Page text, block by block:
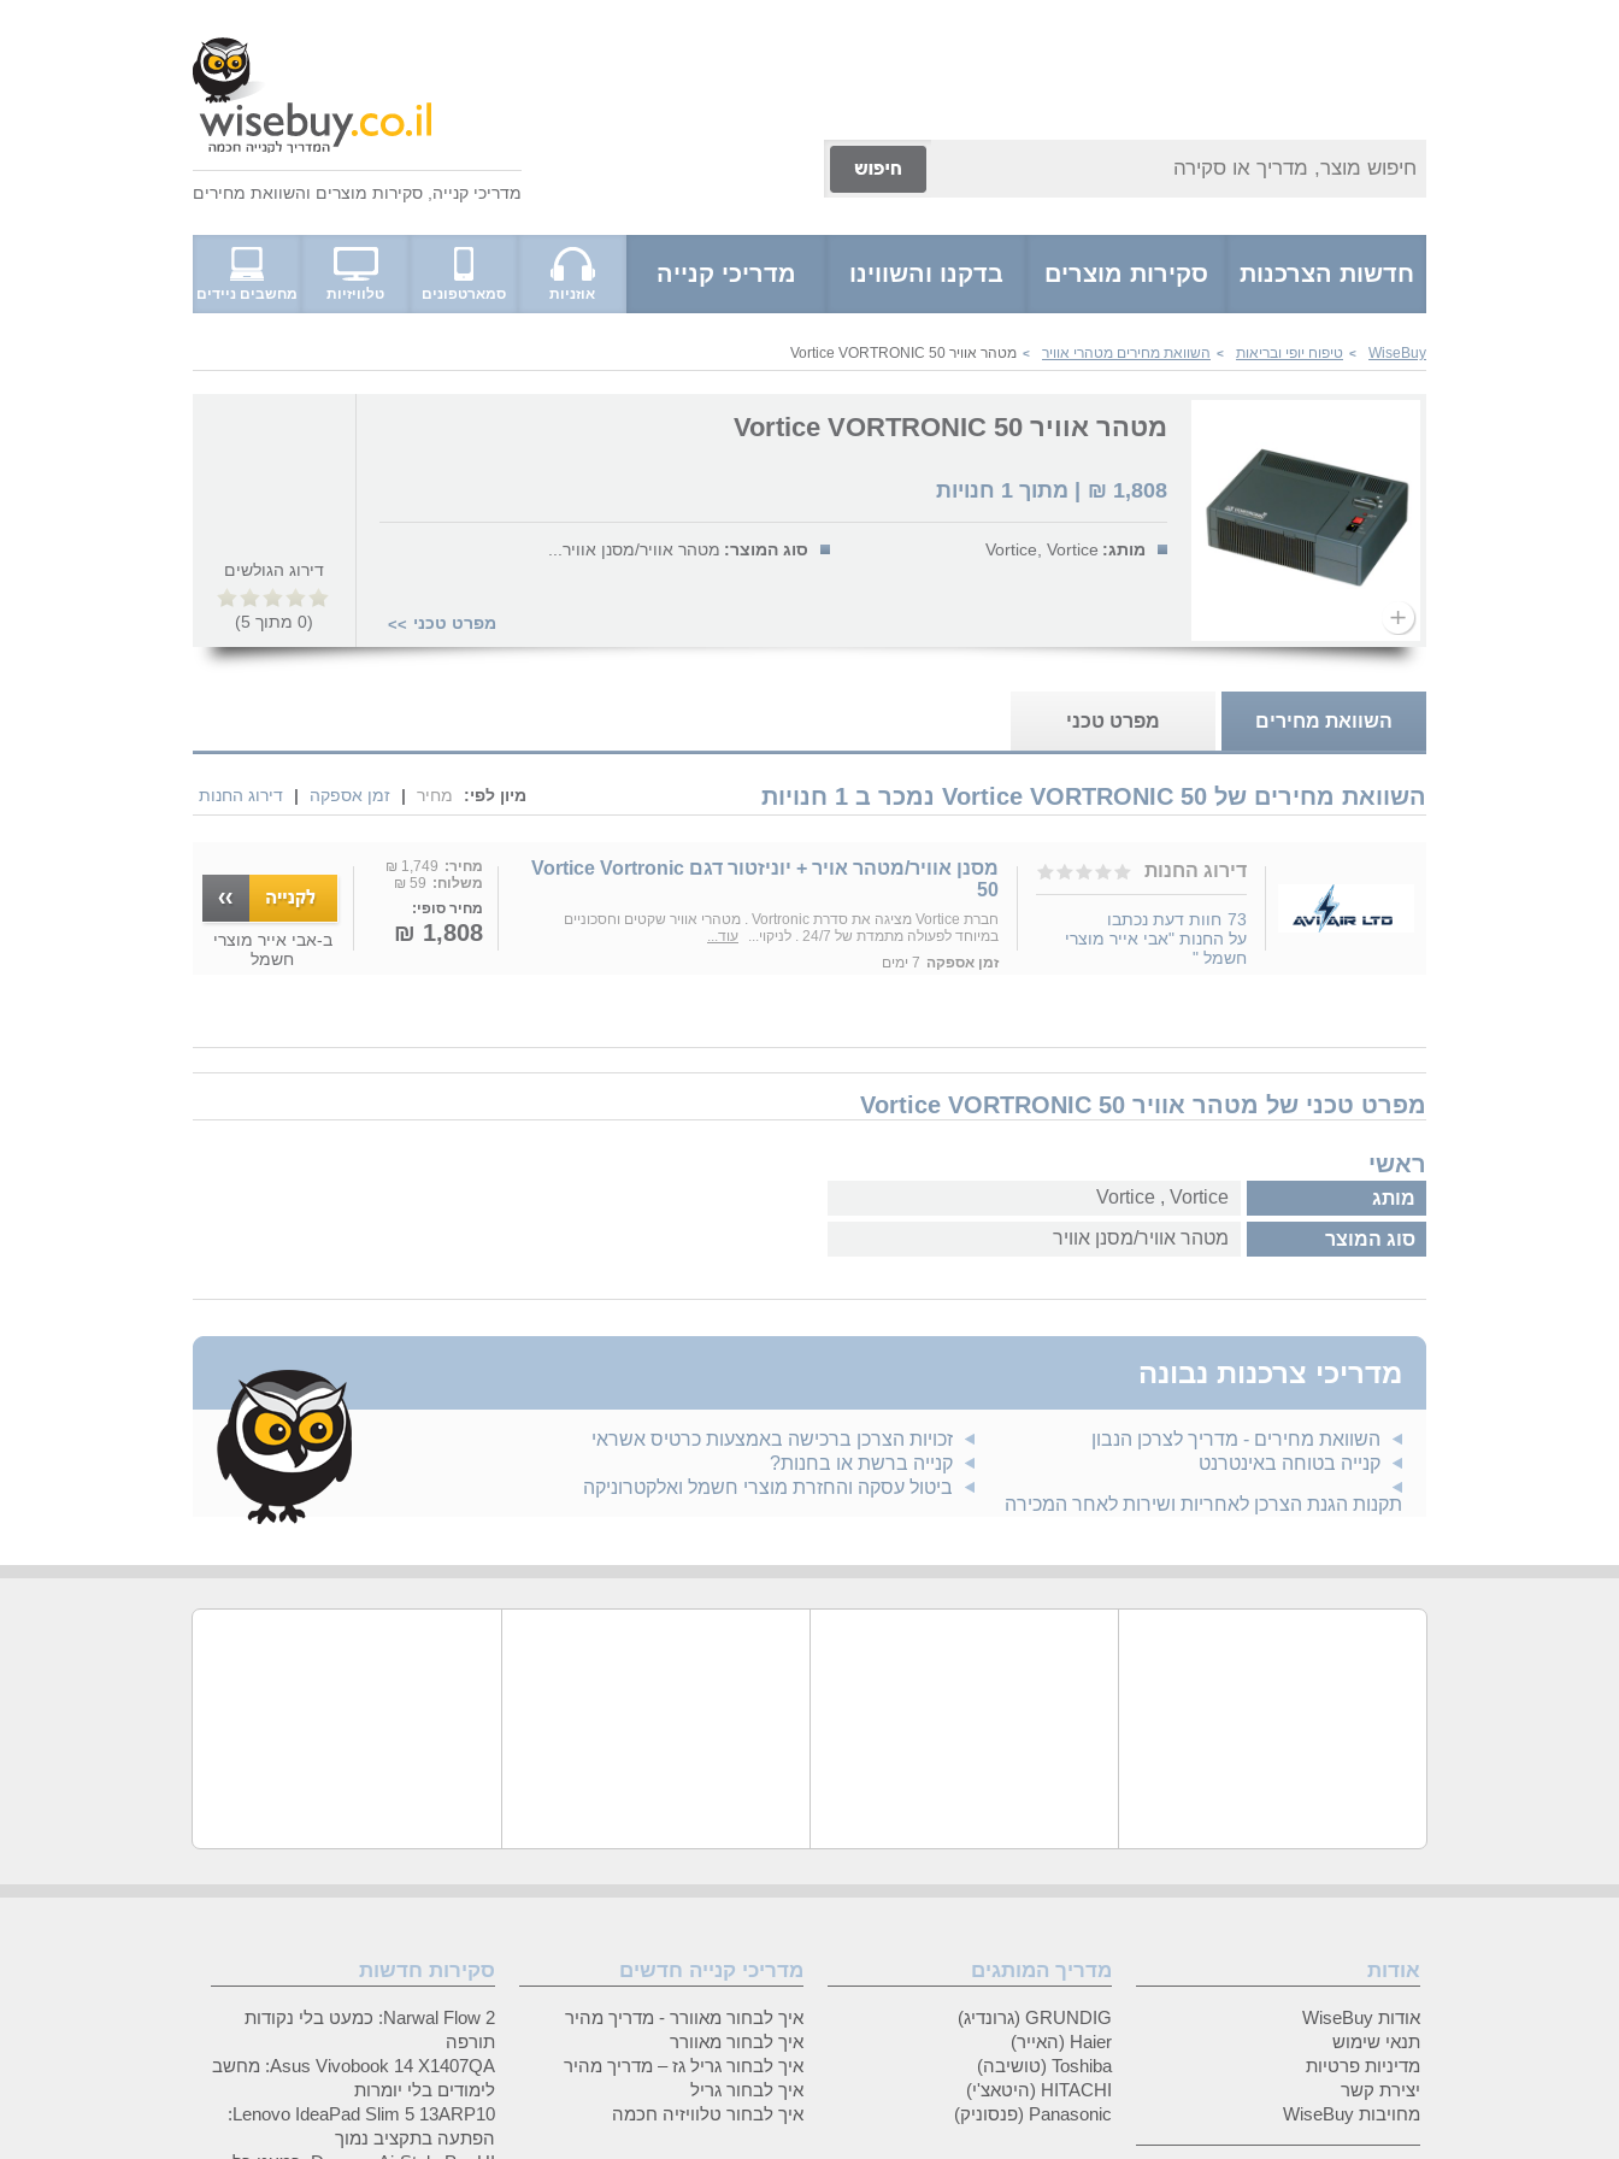
חיפוש מוצר, מדריך או סקירה
מדריכי קנייה סקירות מוצרים והשוואת מחירים
חדשות הצרכנות סקירות מוצרים בדקנו והשווינו מדריכי קנייה
אוזניות סמארטפונים טלוויזיות מחשבים ניידים
WiseBuy
> טיפוח יופי ובריאות > השוואת מחירים מטהרי אוויר > מטהר אוויר Vortice VORTRONIC 50
מטהר אוויר Vortice VORTRONIC 50
1,808
₪ | מתוך 1 חנויות
מותג: Vortice, Vortice סוג המוצר: מטהר אוויר/מסנן אוויר...
מפרט טכני >>
דירוג הגולשים
(
0 מתוך 5
)
השוואת מחירים מפרט טכני
השוואת מחירים של Vortice VORTRONIC 50 נמכר ב 1 חנויות מיון לפי: מחיר | זמן אספקה | דירוג החנות
דירוג החנות
73 חוות דעת נכתבו
על החנות "אבי אייר מוצרי
חשמל "
מסנן אוויר/מטהר אויר + יוניזטור דגם Vortice Vortronic
50
חברת Vortice מציגה את סדרת Vortronic . מטהרי אוויר שקטים וחסכוניים
במיוחד לפעולה מתמדת של 24/7 . לניקוי...
עוד...
זמן אספקה 7 ימים
מחיר: 1,749 ₪
משלוח: 59 ₪
מחיר סופי:
1,808 ₪ ב-אבי אייר מוצרי
חשמל
מפרט טכני של מטהר אוויר Vortice VORTRONIC 50
ראשי
מותג Vortice‏ , ‏Vortice
סוג המוצר מטהר אוויר/מסנן אוויר
מדריכי צרכנות נבונה
השוואת מחירים - מדריך לצרכן הנבון
קנייה בטוחה באינטרנט
תקנות הגנת הצרכן לאחריות ושירות לאחר המכירה
זכויות הצרכן ברכישה באמצעות כרטיס אשראי
קנייה ברשת או בחנות?
ביטול עסקה והחזרת מוצרי חשמל ואלקטרוניקה
אודות
אודות WiseBuy
תנאי שימוש
מדיניות פרטיות
יצירת קשר
מחויבות WiseBuy
מדריך המותגים
GRUNDIG (גרונדיג)
Haier (האייר)
Toshiba (טושיבה)
HITACHI (היטאצ'י)
Panasonic (פנסוניק)
מדריכי קנייה חדשים
איך לבחור מאוורר - מדריך מהיר
איך לבחור מאוורר
איך לבחור גריל גז – מדריך מהיר
איך לבחור גריל
איך לבחור טלוויזיה חכמה
סקירות חדשות
Narwal Flow 2: כמעט בלי נקודות
תורפה
Asus Vivobook 14 X1407QA: מחשב
לימודים בלי יומרות
Lenovo IdeaPad Slim 5 13ARP10:
הפתעה בתקציב נמוך